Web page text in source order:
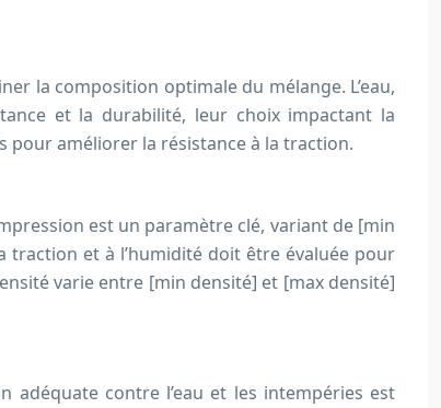
la composition optimale du mélange. L’eau,
et la durabilité, leur choix impactant la
pour améliorer la résistance à la traction.
est un paramètre clé, variant de [min
traction et à l’humidité doit être évaluée pour
varie entre [min densité] et [max densité]
contre l’eau et les intempéries est